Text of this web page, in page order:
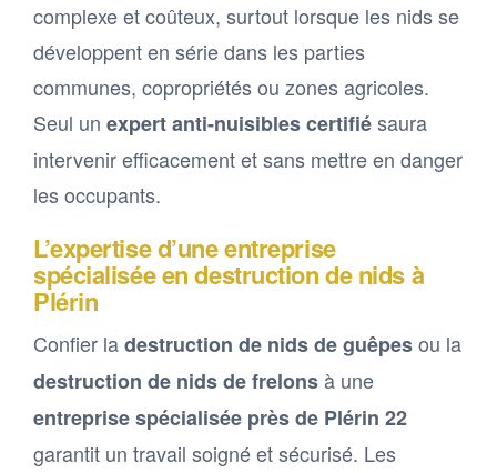
complexe et coûteux, surtout lorsque les nids se
développent en série dans les parties
communes, copropriétés ou zones agricoles.
Seul un expert anti-nuisibles certifiésaura
intervenir efficacement et sans mettre en danger
les occupants.
L’expertise d’une entreprise
spécialisée en destruction de nids à
Plérin
Confier ladestruction de nids de guêpesou la
destruction de nids de frelonsà une
entreprise spécialisée près de Plérin 22
garantit un travail soigné et sécurisé. Les